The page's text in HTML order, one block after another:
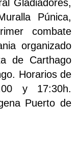
Gladiadores,
Púnica,
combate
organizado
de Carthago
Horarios de
y 17:30h.
Puerto de